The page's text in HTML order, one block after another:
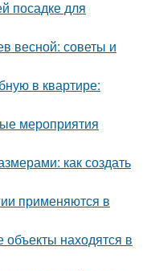
посадке для
весной: советы и
в квартире:
мероприятия
как создать
применяются в
находятся в